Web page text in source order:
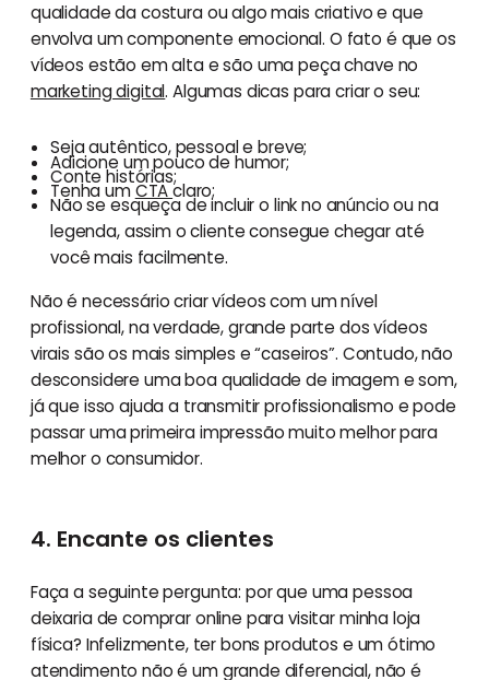
qualidade da costura ou algo mais criativo e que
envolva um componente emocional. O fato é que os
vídeos estão em alta e são uma peça chave no
marketing digital. Algumas dicas para criar o seu:
Seja autêntico, pessoal e breve;
Adicione um pouco de humor;
Conte histórias;
Tenha umCTAclaro;
Não se esqueça de incluir o link no anúncio ou na
legenda, assim o cliente consegue chegar até
você mais facilmente.
Não é necessário criar vídeos com um nível
profissional, na verdade, grande parte dos vídeos
virais são os mais simples e “caseiros”. Contudo, não
desconsidere uma boa qualidade de imagem e som,
já que isso ajuda a transmitir profissionalismo e pode
passar uma primeira impressão muito melhor para
melhor o consumidor.
4. Encante os clientes
Faça a seguinte pergunta: por que uma pessoa
deixaria de comprar online para visitar minha loja
física? Infelizmente, ter bons produtos e um ótimo
atendimento não é um grande diferencial, não é